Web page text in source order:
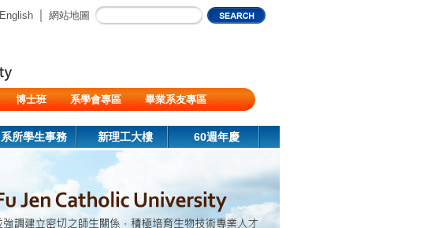
English 網站地圖
博士班 系學會專區
畢業系友專區
系所學生事務 新理工大樓 60週年慶